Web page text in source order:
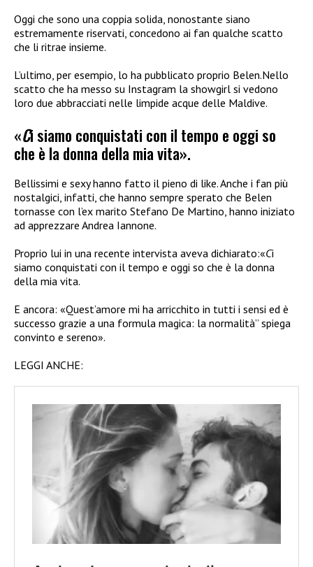
Oggi che sono una coppia solida, nonostante siano
estremamente riservati, concedono ai fan qualche scatto
che li ritrae insieme.
L’ultimo, per esempio, lo ha pubblicato proprio Belen.Nello
scatto che ha messo su Instagram la showgirl si vedono
loro due abbracciati nelle limpide acque delle Maldive.
«Ci siamo conquistati con il tempo e oggi so
che è la donna della mia vita».
Bellissimi e sexy hanno fatto il pieno di like. Anche i fan più
nostalgici, infatti, che hanno sempre sperato che Belen
tornasse con l’ex marito Stefano De Martino, hanno iniziato
ad apprezzare Andrea Iannone.
Proprio lui in una recente intervista aveva dichiarato:«Ci
siamo conquistati con il tempo e oggi so che è la donna
della mia vita.
E ancora: «Quest’amore mi ha arricchito in tutti i sensi ed è
successo grazie a una formula magica: la normalità” spiega
convinto e sereno».
LEGGI ANCHE: